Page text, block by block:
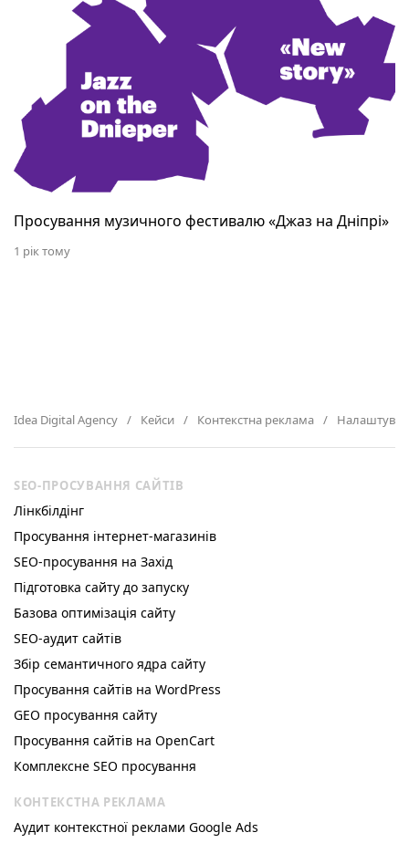
Просування музичного фестивалю «Джаз на Дніпрі»
1 рік тому
Idea Digital Agency Кейси Контекстна реклама
SEO-ПРОСУВАННЯ САЙТІВ
Лінкбілдінг
Просування інтернет-магазинів
SEO-просування на Захід
Підготовка сайту до запуску
Базова оптимізація сайту
SEO-аудит сайтів
Збір семантичного ядра сайту
Просування сайтів на WordPress
GEO просування сайту
Просування сайтів на OpenCart
Комплексне SEO просування
КОНТЕКСТНА РЕКЛАМА
Аудит контекстної реклами Google Ads